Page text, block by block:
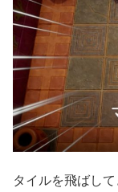
タイルを飛ばし